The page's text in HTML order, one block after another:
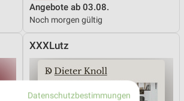
Angebote ab 03.08.
Noch morgen gültig
XXXLutz
Datenschutzbestimmungen